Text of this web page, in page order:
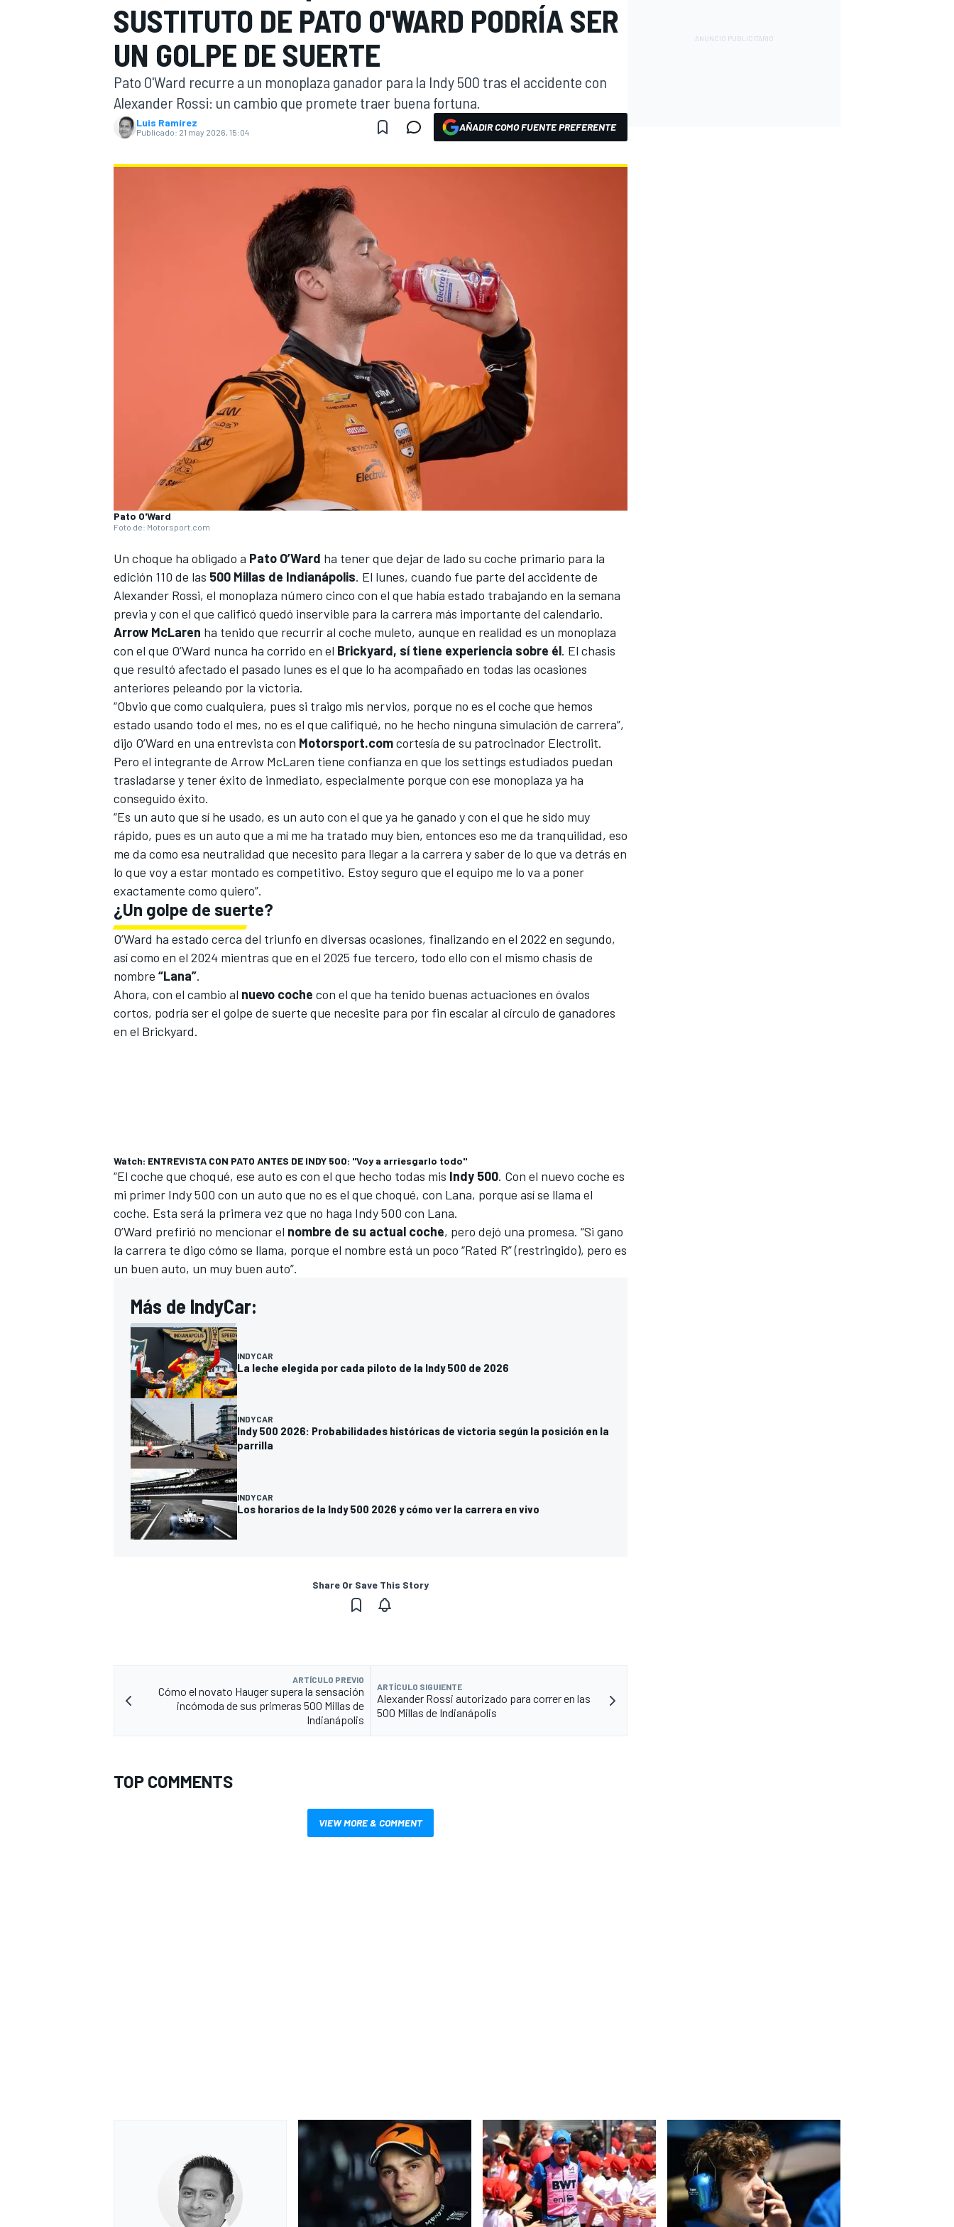
FÓRMULA E MOTO
SUSTITUTO DE PATO O'WARD PODRÍA SER
UN GOLPE DE SUERTE
Pato O'Ward recurre a un monoplaza ganador para la Indy 500 tras el accidente con
Alexander Rossi: un cambio que promete traer buena fortuna.
Luis Ramírez
Publicado: 21 may 2026, 15:04 AÑADIR COMO FUENTE PREFERENTE
Pato O'Ward
Foto de: Motorsport.com
Un choque ha obligado a Pato O’Ward ha tener que dejar de lado su coche primario para la
edición 110 de las 500 Millas de Indianápolis. El lunes, cuando fue parte del accidente de
Alexander Rossi, el monoplaza número cinco con el que había estado trabajando en la semana
previa y con el que calificó quedó inservible para la carrera más importante del calendario.
Arrow McLaren ha tenido que recurrir al coche muleto, aunque en realidad es un monoplaza
con el que O’Ward nunca ha corrido en el Brickyard, sí tiene experiencia sobre él. El chasis
que resultó afectado el pasado lunes es el que lo ha acompañado en todas las ocasiones
anteriores peleando por la victoria.
“Obvio que como cualquiera, pues si traigo mis nervios, porque no es el coche que hemos
estado usando todo el mes, no es el que califiqué, no he hecho ninguna simulación de carrera”,
dijo O’Ward en una entrevista con Motorsport.comcortesía de su patrocinador Electrolit.
Pero el integrante de Arrow McLaren tiene confianza en que los settings estudiados puedan
trasladarse y tener éxito de inmediato, especialmente porque con ese monoplaza ya ha
conseguido éxito.
“Es un auto que sí he usado, es un auto con el que ya he ganado y con el que he sido muy
rápido, pues es un auto que a mí me ha tratado muy bien, entonces eso me da tranquilidad, eso
me da como esa neutralidad que necesito para llegar a la carrera y saber de lo que va detrás en
lo que voy a estar montado es competitivo. Estoy seguro que el equipo me lo va a poner
exactamente como quiero”.
¿Un golpe de suerte?
O’Ward ha estado cerca del triunfo en diversas ocasiones, finalizando en el 2022 en segundo,
así como en el 2024 mientras que en el 2025 fue tercero, todo ello con el mismo chasis de
nombre “Lana”.
Ahora, con el cambio al nuevo coche con el que ha tenido buenas actuaciones en óvalos
cortos, podría ser el golpe de suerte que necesite para por fin escalar al círculo de ganadores
en el Brickyard.
Watch: ENTREVISTA CON PATO ANTES DE INDY 500: "Voy a arriesgarlo todo"
“El coche que choqué, ese auto es con el que hecho todas mis Indy 500. Con el nuevo coche es
mi primer Indy 500 con un auto que no es el que choqué, con Lana, porque así se llama el
coche. Esta será la primera vez que no haga Indy 500 con Lana.
O’Ward prefirió no mencionar el nombre de su actual coche, pero dejó una promesa. “Si gano
la carrera te digo cómo se llama, porque el nombre está un poco “Rated R” (restringido), pero es
un buen auto, un muy buen auto”.
Más de IndyCar:
INDYCAR
La leche elegida por cada piloto de la Indy 500 de 2026
INDYCAR
Indy 500 2026: Probabilidades históricas de victoria según la posición en la
parrilla
INDYCAR
Los horarios de la Indy 500 2026 y cómo ver la carrera en vivo
Share Or Save This Story
ARTÍCULO PREVIO
Cómo el novato Hauger supera la sensación
incómoda de sus primeras 500 Millas de
Indianápolis
ARTÍCULO SIGUIENTE
Alexander Rossi autorizado para correr en las
500 Millas de Indianápolis
TOP COMMENTS
VIEW MORE & COMMENT